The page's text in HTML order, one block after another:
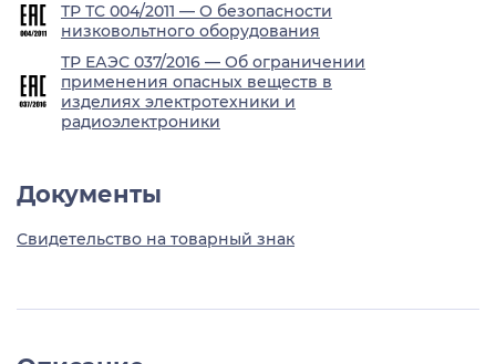
ТР ТС 004/2011 — О безопасности
низковольтного оборудования
ТР ЕАЭС 037/2016 — Об ограничении
применения опасных веществ в
изделиях электротехники и
радиоэлектроники
Документы
Свидетельство на товарный знак